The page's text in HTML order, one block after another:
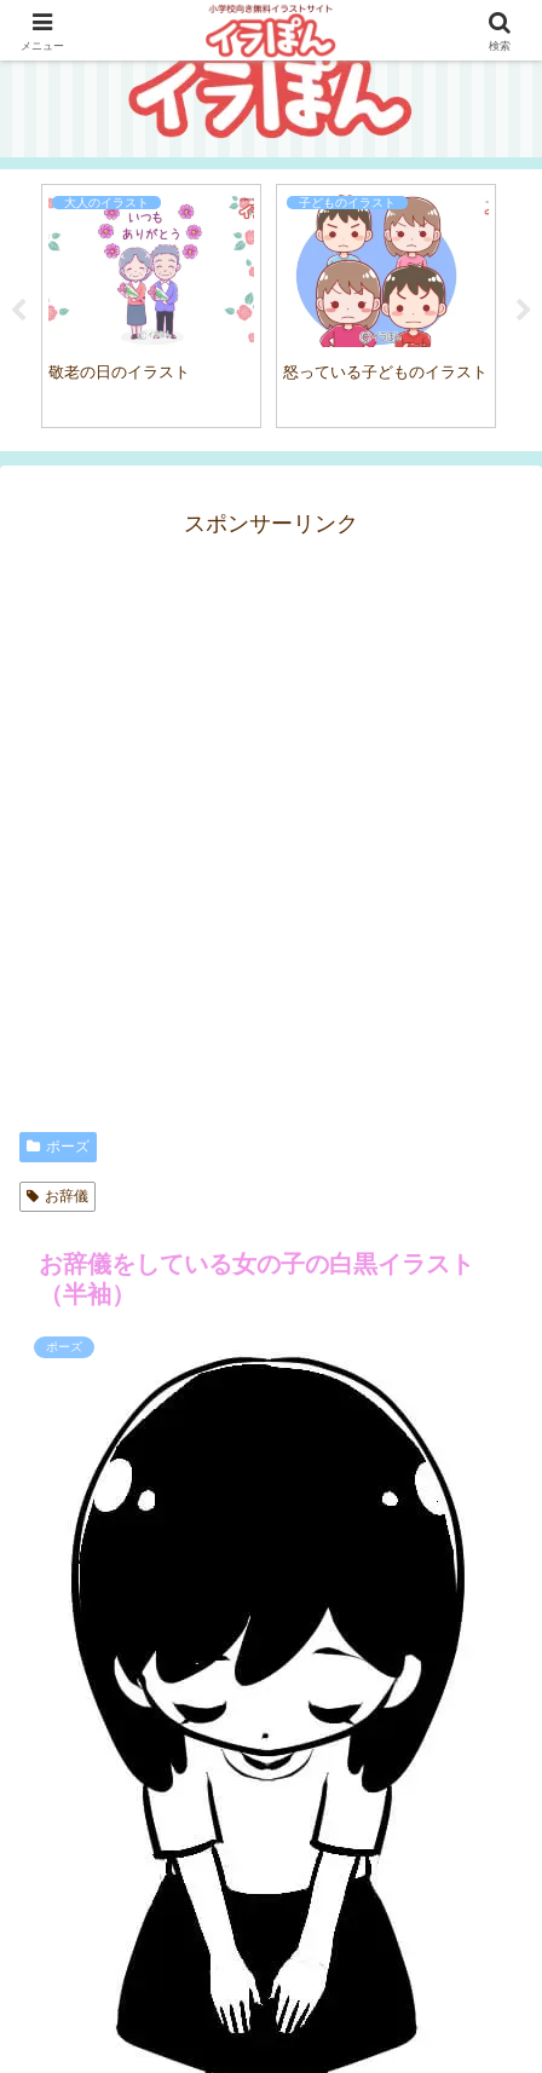
大人のイラスト
敬老の日のイラスト
子どものイラスト
怒っている子どものイラスト
スポンサーリンク
ポーズ
お辞儀
お辞儀をしている女の子の白黒イラスト
（半袖）
ポーズ
メニュー 検索